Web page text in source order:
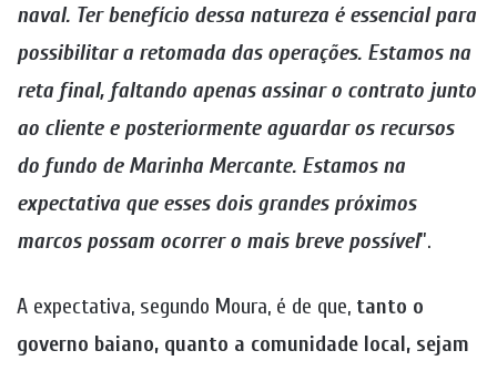
naval. Ter benefício dessa natureza é essencial para
possibilitar a retomada das operações. Estamos na
reta final, faltando apenas assinar o contrato junto
ao cliente e posteriormente aguardar os recursos
do fundo de Marinha Mercante. Estamos na
expectativa que esses dois grandes próximos
marcos possam ocorrer o mais breve possível”.
A expectativa, segundo Moura, é de que, tanto o
governo baiano, quanto a comunidade local, sejam